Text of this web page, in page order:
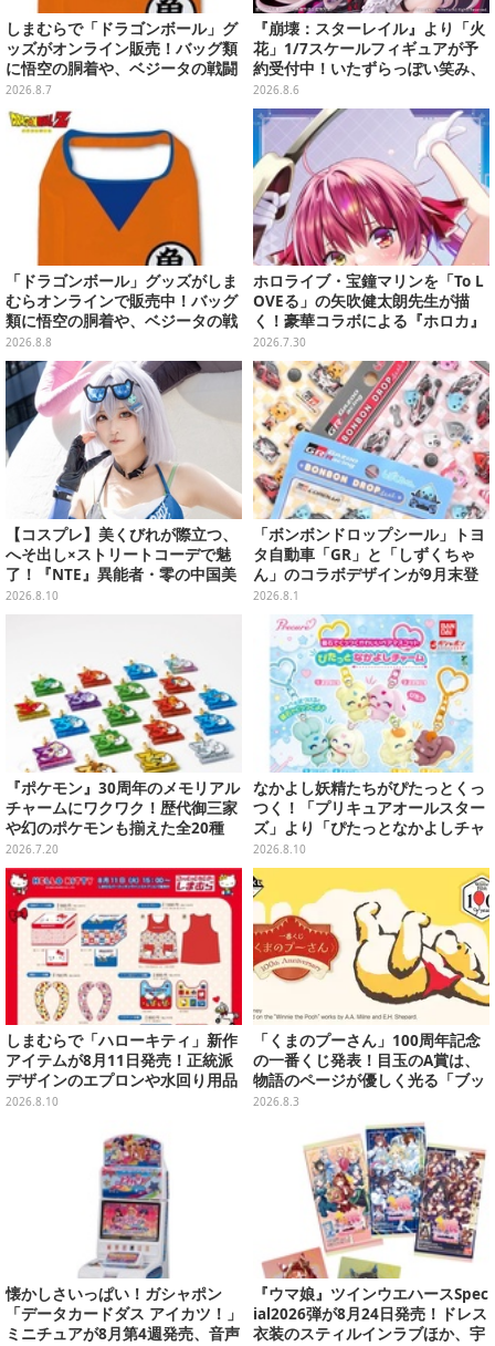
しまむらで「ドラゴンボール」グ
ッズがオンライン販売！バッグ類
に悟空の胴着や、ベジータの戦闘
服を大胆デザイン
2026.8.7
『崩壊：スターレイル』より「火
花」1/7スケールフィギュアが予
約受付中！いたずらっぽい笑み、
シルクハット型のステージが華や
かさを演出
2026.8.6
「ドラゴンボール」グッズがしま
むらオンラインで販売中！バッグ
類に悟空の胴着や、ベジータの戦
闘服を大胆デザイン
2026.8.8
ホロライブ・宝鐘マリンを「To L
OVEる」の矢吹健太朗先生が描
く！豪華コラボによる『ホロカ』
限定カードがお披露目
2026.7.30
【コスプレ】美くびれが際立つ、
へそ出し×ストリートコーデで魅
了！『NTE』異能者・零の中国美
女レイヤーが美しすぎた【写真10
2026.8.10
「ボンボンドロップシール」トヨ
タ自動車「GR」と「しずくちゃ
ん」のコラボデザインが9月末登
場！くま吉らも描かれた全4柄
2026.8.1
『ポケモン』30周年のメモリアル
チャームにワクワク！歴代御三家
や幻のポケモンも揃えた全20種
2026.7.20
なかよし妖精たちがぴたっとくっ
つく！「プリキュアオールスター
ズ」より「ぴたっとなかよしチャ
ーム」が8月発売
2026.8.10
しまむらで「ハローキティ」新作
アイテムが8月11日発売！正統派
デザインのエプロンや水回り用品
など
2026.8.10
「くまのプーさん」100周年記念
の一番くじ発表！目玉のA賞は、
物語のページが優しく光る「ブッ
クシェイプドライト」
2026.8.3
懐かしさいっぱい！ガシャポン
「データカードダス アイカツ！」
ミニチュアが8月第4週発売、音声
『ウマ娘』ツインウエハースSpec
ial2026弾が8月24日発売！ドレス
衣装のスティルインラブほか、宇